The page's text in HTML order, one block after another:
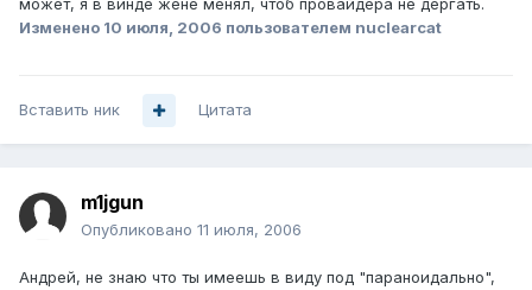
может, я в винде жене менял, чтоб провайдера не дергать.
Изменено 10 июля, 2006 пользователем nuclearcat
Вставить ник Цитата
m1jgun
Опубликовано 11 июля, 2006
Андрей, не знаю что ты имеешь в виду под "параноидально",